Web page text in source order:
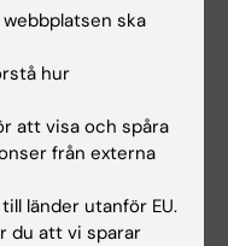
främsta
för tusentals
för alla. Här
allt från vanliga
– områden
nya lösningar och
ska
hur
att visa och spåra
från externa
länder utanför EU.
du att vi sparar